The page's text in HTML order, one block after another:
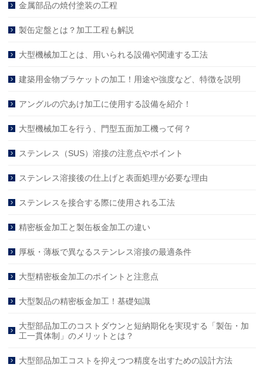
金属部品の焼付塗装の工程
製缶定盤とは？加工工程も解説
大型機械加工とは、用いられる設備や関連する工法
建築用金物ブラケットの加工！用途や強度など、特徴を説明
アングルの穴あけ加工に使用する設備を紹介！
大型機械加工を行う、門型五面加工機って何？
ステンレス（SUS）溶接の注意点やポイント
ステンレス溶接後の仕上げと表面処理が必要な理由
ステンレスを接合する際に使用される工法
精密板金加工と製缶板金加工の違い
厚板・薄板で異なるステンレス溶接の最適条件
大型精密板金加工のポイントと注意点
大型製品の精密板金加工！基礎知識
大型部品加工のコストダウンと短納期化を実現する「製缶・加
工一貫体制」のメリットとは？
大型部品加工コストを抑えつつ精度を出すための設計方法